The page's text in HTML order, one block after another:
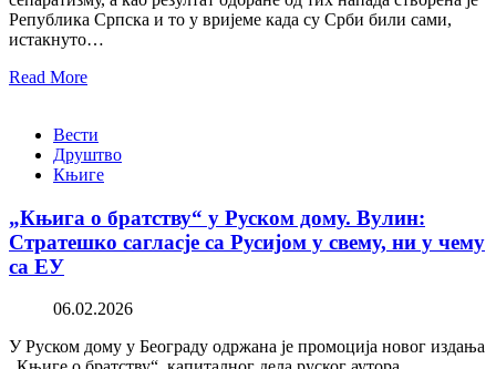
Република Српска и то у вријеме када су Срби били сами,
истакнуто…
Read More
Вести
Друштво
Књиге
„Књига о братству“ у Руском дому. Вулин:
Стратешко сагласје са Русијом у свему, ни у чему
са ЕУ
06.02.2026
У Руском дому у Београду одржана је промоција новог издања